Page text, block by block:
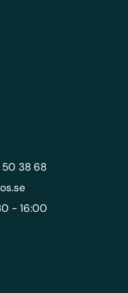
50 38 68
- 16:00